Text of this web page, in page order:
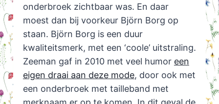
onderbroek zichtbaar was. En daar
moest dan bij voorkeur Björn Borg op
staan. Björn Borg is een duur
kwaliteitsmerk, met een ‘coole’ uitstraling.
Zeeman gaf in 2010 met veel humor een
eigen draai aan deze mode, door ook met
een onderbroek met tailleband met